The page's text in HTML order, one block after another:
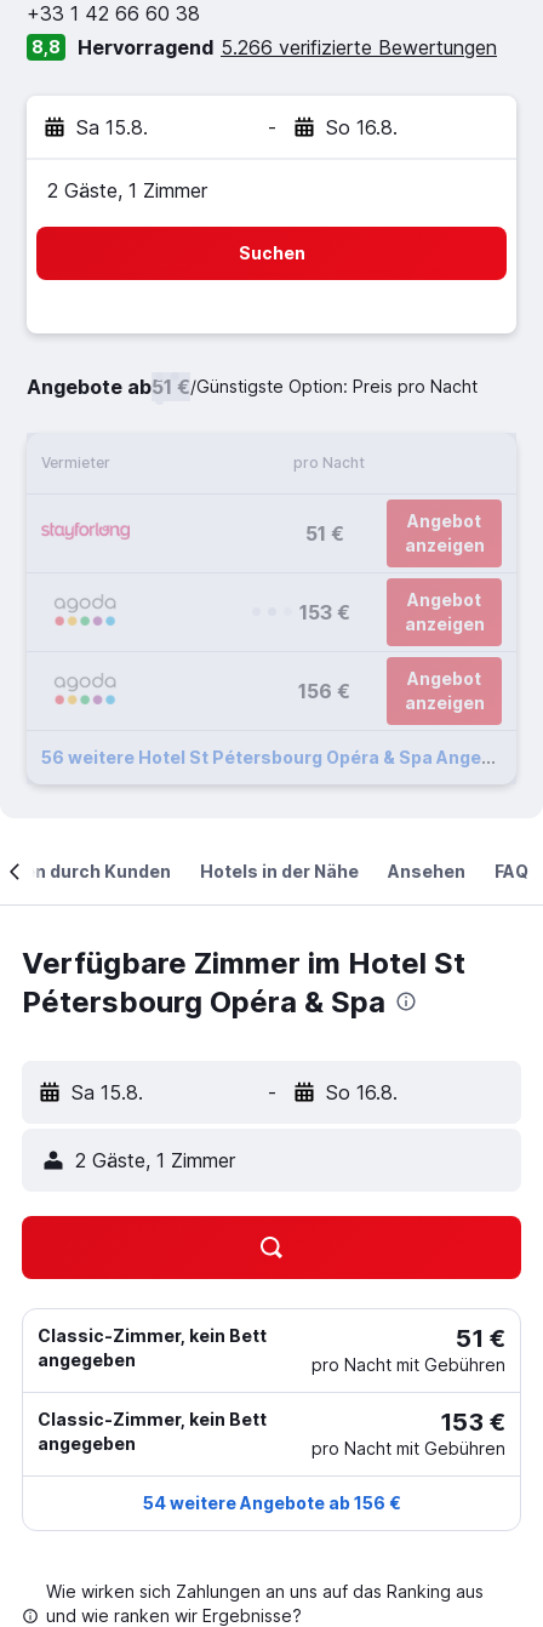
+33 1 42 66 60 38
8,8 Hervorragend 5.266 verifizierte Bewertungen
Sa 15.8. - So 16.8.
2 Gäste, 1 Zimmer
Suchen
Angebote ab51 €/Günstigste Option: Preis pro Nacht
Vermieter pro Nacht
51 €
Angebot
anzeigen
153 €
Angebot
anzeigen
156 €
Angebot
anzeigen
56 weitere Hotel St Pétersbourg Opéra & Spa Angebote
durch Kunden Hotels in der Nähe Ansehen FAQ
Verfügbare Zimmer im Hotel St
Pétersbourg Opéra & Spa
Sa 15.8. - So 16.8.
2 Gäste, 1 Zimmer
Classic-Zimmer, kein Bett
angegeben
51 €
pro Nacht mit Gebühren
Classic-Zimmer, kein Bett
angegeben
153 €
pro Nacht mit Gebühren
54 weitere Angebote ab 156 €
Wie wirken sich Zahlungen an uns auf das Ranking aus
und wie ranken wir Ergebnisse?